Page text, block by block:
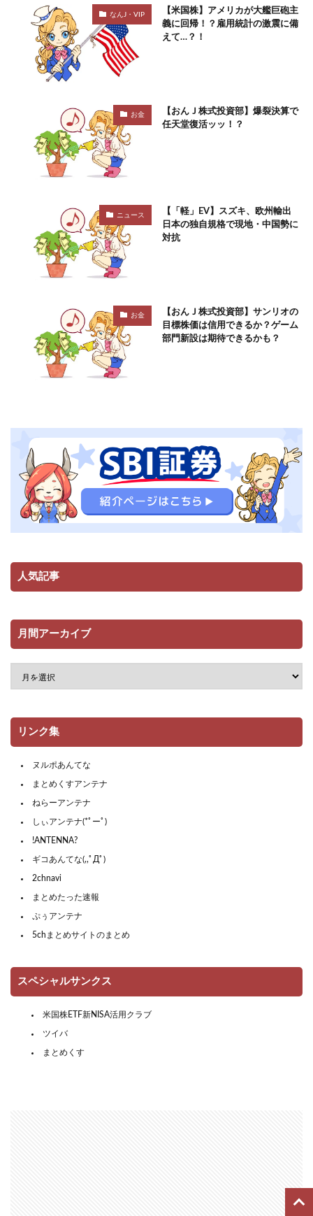
なんJ・VIP
【米国株】アメリカが大艦巨砲主
義に回帰！？雇用統計の激震に備
えて…？！
お金
【おんＪ株式投資部】爆裂決算で
任天堂復活ッッ！？
ニュース
【「軽」EV】スズキ、欧州輸出
日本の独自規格で現地・中国勢に
対抗
お金
【おんＪ株式投資部】サンリオの
目標株価は信用できるか？ゲーム
部門新設は期待できるかも？
人気記事
月間アーカイブ
リンク集
ヌルポあんてな
まとめくすアンテナ
ねらーアンテナ
しぃアンテナ(*ﾟーﾟ)
!ANTENNA?
ギコあんてな(,,ﾟДﾟ)
2chnavi
まとめたった速報
ぷぅアンテナ
5chまとめサイトのまとめ
スペシャルサンクス
米国株ETF新NISA活用クラブ
ツイバ
まとめくす